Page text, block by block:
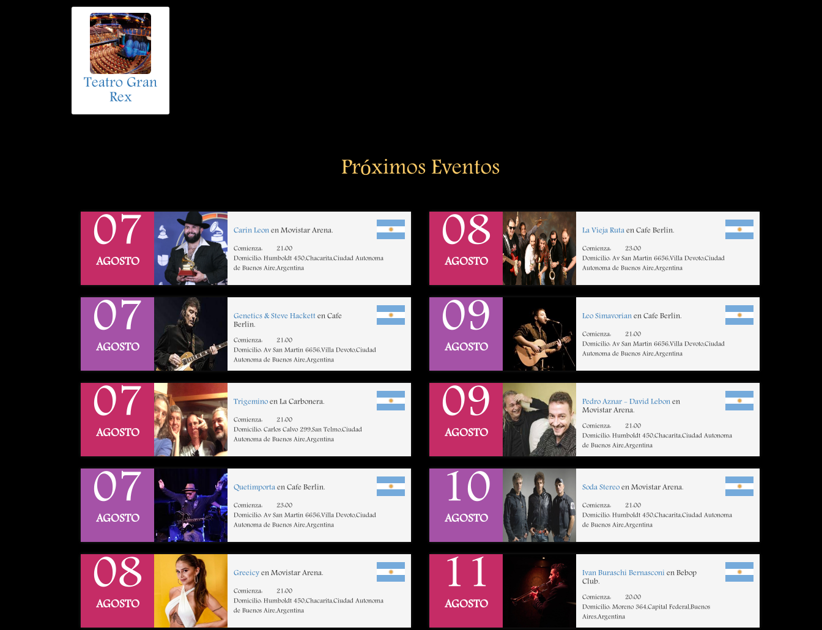
Teatro Gran
Rex
Próximos Eventos
07
AGOSTO
Carin Leonen Movistar Arena.
Comienza:
21:00
Domicilio: Humboldt 450,Chacarita,Ciudad Autonoma
de Buenos Aire,Argentina
07
AGOSTO
Genetics & Steve Hacketten Cafe
Berlin.
Comienza:
21:00
Domicilio: Av San Martin 6656,Villa Devoto,Ciudad
Autonoma de Buenos Aire,Argentina
07
AGOSTO
Trigeminoen La Carbonera.
Comienza:
21:00
Domicilio: Carlos Calvo 299,San Telmo,Ciudad
Autonoma de Buenos Aire,Argentina
07
AGOSTO
Quetimportaen Cafe Berlin.
Comienza:
23:00
Domicilio: Av San Martin 6656,Villa Devoto,Ciudad
Autonoma de Buenos Aire,Argentina
08
AGOSTO
Greeicyen Movistar Arena.
Comienza:
21:00
Domicilio: Humboldt 450,Chacarita,Ciudad Autonoma
de Buenos Aire,Argentina
08
AGOSTO
La Vieja Rutaen Cafe Berlin.
Comienza:
23:00
Domicilio: Av San Martin 6656,Villa Devoto,Ciudad
Autonoma de Buenos Aire,Argentina
09
AGOSTO
Leo Simavorianen Cafe Berlin.
Comienza:
21:00
Domicilio: Av San Martin 6656,Villa Devoto,Ciudad
Autonoma de Buenos Aire,Argentina
09
AGOSTO
Pedro Aznar - David Lebonen
Movistar Arena.
Comienza:
21:00
Domicilio: Humboldt 450,Chacarita,Ciudad Autonoma
de Buenos Aire,Argentina
10
AGOSTO
Soda Stereoen Movistar Arena.
Comienza:
21:00
Domicilio: Humboldt 450,Chacarita,Ciudad Autonoma
de Buenos Aire,Argentina
11
AGOSTO
Ivan Buraschi Bernasconi en Bebop
Club.
Comienza:
20:00
Domicilio: Moreno 364,Capital Federal,Buenos
Aires,Argentina